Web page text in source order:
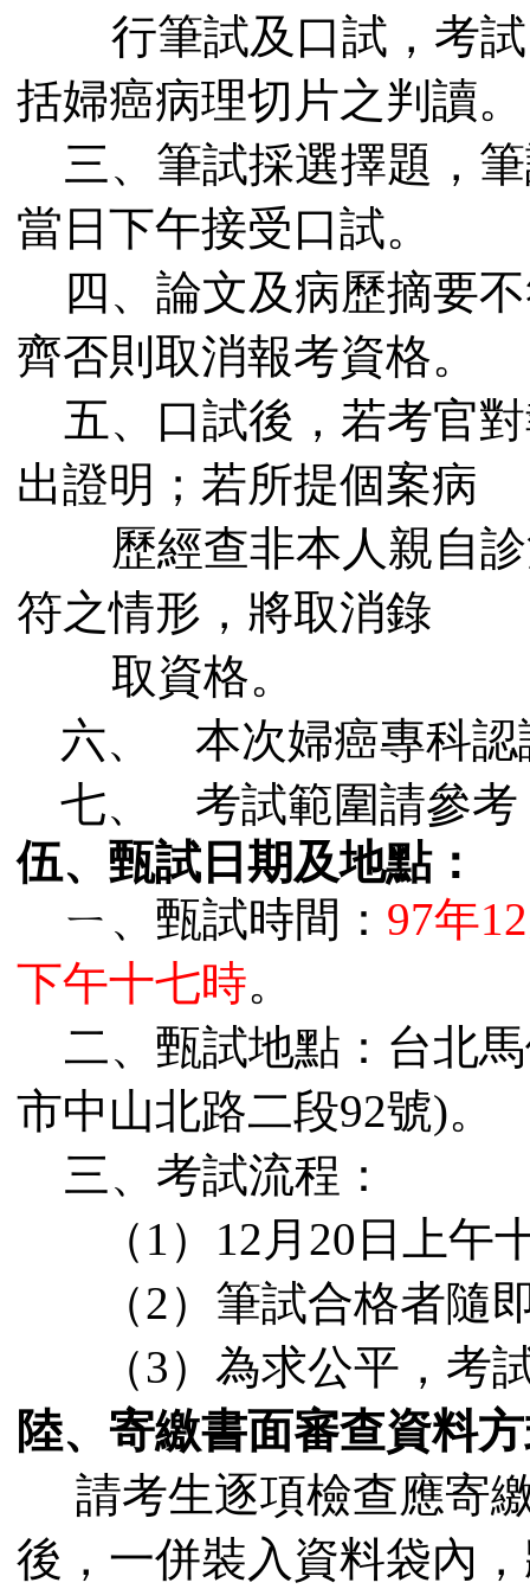
行筆試及口試，考
括婦癌病理切片之判讀。
三、筆試採選擇題，
當日下午接受口試。
四、 論文及病歷摘要
齊否則 取消報考資格。
五、口試後，若考官
出證明；若所提個案病
歷經查非本人親自
符之情形，將取消錄
取資格。
六、
本次婦癌專科
七、
考試範圍請參
伍、 甄試日期及地點：
ㄧ、甄試時間： 97年12
下午十七時。
二、甄試地點：台北
市中山北路二段92號)。
三、考試流程：
（ 1） 12月 20 日上午
（2） 筆試合格者隨
（3）為求公平，考
陸、 寄繳書面審查資料
請考生逐項檢查應寄
後，一併裝入資料袋內